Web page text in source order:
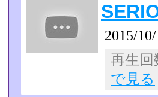
2015/
再生
で見る